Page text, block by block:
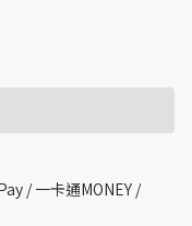
/ 一卡通MONEY /